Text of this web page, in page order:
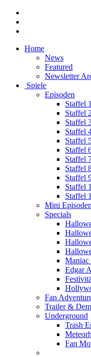
Home
News
Featured
Newsletter
Spiele
Episoden
Staffel 1
Staffel 2
Staffel
Staffel
Staffel
Staffel
Staffel
Staffel
Staffel
Staffel
Staffel
Mini Episoden
Specials
Maniac
Edgar
Fan
Trailer &
Underground
Trash
Fan